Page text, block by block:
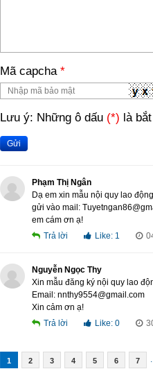
Mã capcha *
Lưu ý: Những ô dấu (*) là
Gửi
Phạm Thị Ngân
Dạ em xin mẫu nội quy lao
gửi vào mail:
em cám ơn ạ!
Trả lời
Like: 1
Nguyễn Ngọc Thy
Xin mẫu đăng ký nội quy lao
Email: nnthy9554@gmail.com
Xin cảm ơn ạ!
Trả lời
Like: 0
1 2 3 4 5 6 7